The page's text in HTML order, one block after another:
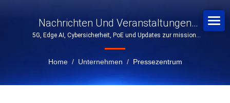
Nachrichten Und Veranstaltungen
Zum Industriellen IoT
5G, Edge AI, Cybersicherheit, PoE und Updates zur mission-
Home / Unternehmen / Pressezentrum